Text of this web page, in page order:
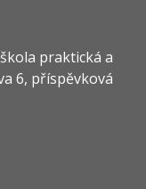
praktická a
6, příspěvková